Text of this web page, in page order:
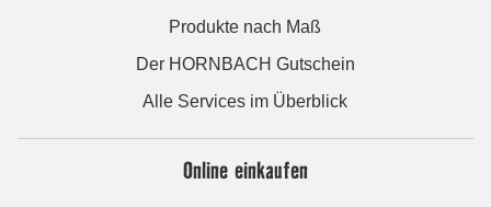
Produkte nach Maß
Der HORNBACH Gutschein
Alle Services im Überblick
Online einkaufen